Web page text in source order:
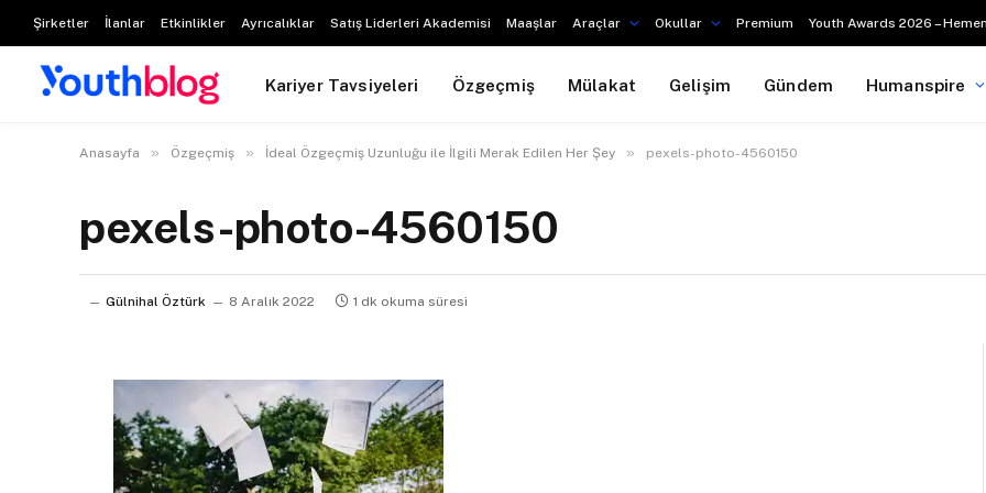
Şirketler İlanlar Etkinlikler Ayrıcalıklar Satış Liderleri Akademisi Maaşlar Araçlar Okullar Premium Youth Awards 2026 –
Kariyer Tavsiyeleri Özgeçmiş Mülakat Gelişim Gündem Humanspire
Anasayfa » Özgeçmiş » İdeal Özgeçmiş Uzunluğu ile İlgili Merak Edilen Her Şey » pexels-photo-4560150
pexels-photo-4560150
Gülnihal Öztürk 8 Aralık 2022 1 dk okuma süresi